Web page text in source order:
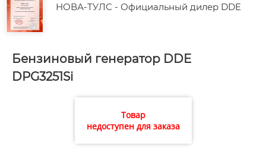
НОВА-ТУЛС - Официальный дилер DDE
Бензиновый генератор DDE
DPG3251Si
Товар
недоступен для заказа